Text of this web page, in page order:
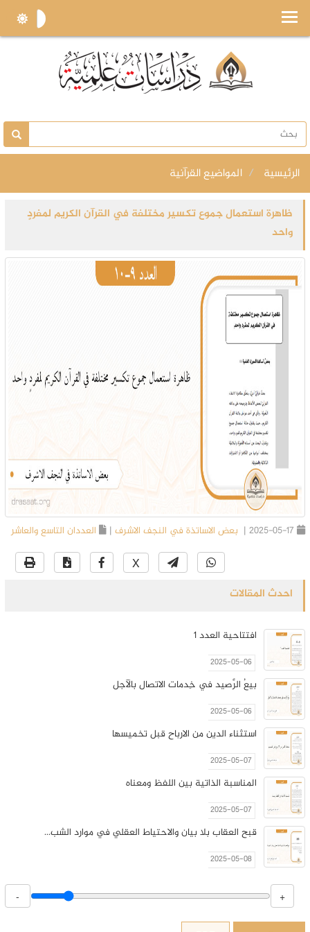
الرئيسية المواضيع القرآنية
ظاهرة استعمال جموع تكسير مختلفة في القرآن الكريم لمفردٍ
واحد
بعض الاساتذة في النجف الاشرف |
العددان التاسع والعاشر
X
احدث المقالات
افتتاحية العدد 1
2025-05-06
بيعُ الرَّصيد في خِدمات الاتصال بالآجل
2025-05-06
استثناء الدين من الارباح قبل تخميسها
2025-05-07
المناسبة الذاتية بين اللفظ ومعناه
2025-05-07
قبح العقاب بلا بيان والاحتياط العقلي في موارد الشب...
2025-05-08
- +